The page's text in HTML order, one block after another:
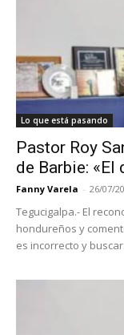
Lo que está pasando
Pastor Roy
de Barbie: «El
Fanny Varela - 26/07/
Tegucigalpa.- El
hondureños y
es incorrecto y